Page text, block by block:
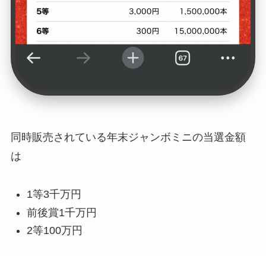
同時販売されている年末ジャンボミニの当選金額
は
1等3千万円
前後賞1千万円
2等100万円